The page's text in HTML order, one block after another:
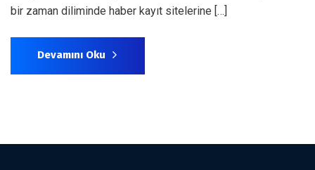
bir zaman diliminde haber kayıt sitelerine […]
Devamını Oku